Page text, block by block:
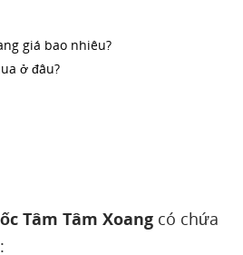
giá bao nhiêu?
ở đâu?
Tâm Tâm Xoang có chứa